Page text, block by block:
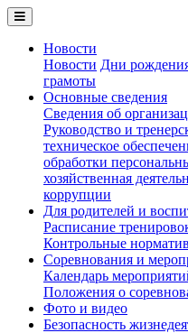
Новости
Новости Дни
грамоты
Основные сведения
Сведения об
Руководство и
техническое
обработки
хозяйственная
коррупции
Для родителей и
Расписание
Контрольные
Соревнования и
Календарь
Положения о
Фото и видео
Безопасность